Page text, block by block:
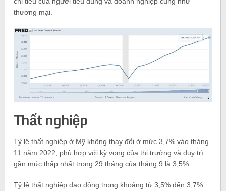
thương mại.
Thất nghiệp
Tỷ lệ thất nghiệp ở Mỹ không thay đổi ở mức 3,7% vào tháng
11 năm 2022, phù hợp với kỳ vọng của thị trường và duy trì
gần mức thấp nhất trong 29 tháng của tháng 9 là 3,5%.
Tỷ lệ thất nghiệp dao động trong khoảng từ 3,5% đến 3,7%